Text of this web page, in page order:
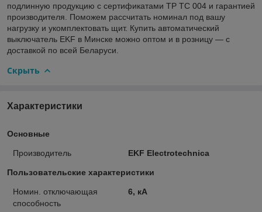
подлинную продукцию с сертификатами ТР ТС 004 и гарантией
производителя. Поможем рассчитать номинал под вашу
нагрузку и укомплектовать щит. Купить автоматический
выключатель EKF в Минске можно оптом и в розницу — с
доставкой по всей Беларуси.
Скрыть
Характеристики
Основные
Производитель EKF Electrotechnica
Пользовательские характеристики
Номин. отключающая
способность
6, кА